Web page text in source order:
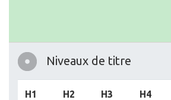
Niveaux de titre
H1 H2 H3 H4